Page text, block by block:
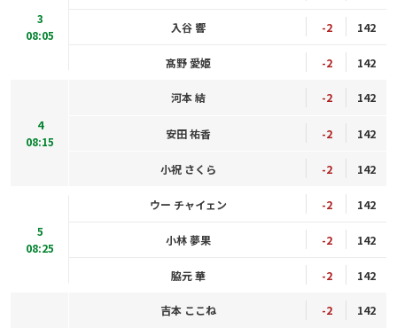
3
08:05
入谷 響 -2 142
髙野 愛姫 -2 142
4
08:15
河本 結 -2 142
安田 祐香 -2 142
小祝 さくら -2 142
5
08:25
ウー チャイェン -2 142
小林 夢果 -2 142
脇元 華 -2 142
吉本 ここね -2 142